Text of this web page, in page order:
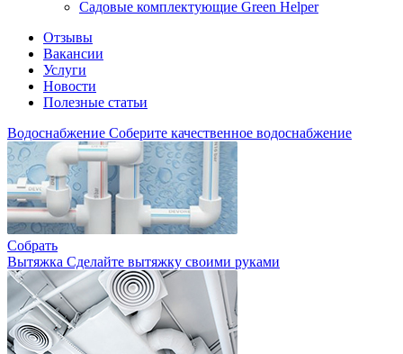
Садовые комплектующие Green Helper
Отзывы
Вакансии
Услуги
Новости
Полезные статьи
Водоснабжение Соберите качественное водоснабжение
Собрать
Вытяжка Сделайте вытяжку своими руками